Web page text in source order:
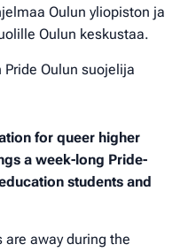
Oulun yliopiston ja
Oulun keskustaa.
Oulun suojelija
for queer higher
a week-long Pride-
students and
away during the